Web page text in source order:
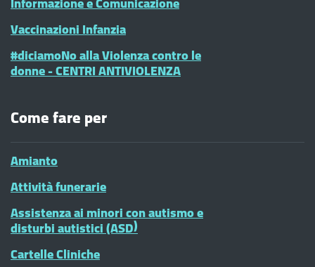
Vaccinazioni Infanzia
#diciamoNo alla Violenza contro le
donne - CENTRI ANTIVIOLENZA
Come fare per
Amianto
Attività funerarie
Assistenza ai minori con autismo e
disturbi autistici (ASD)
Cartelle Cliniche